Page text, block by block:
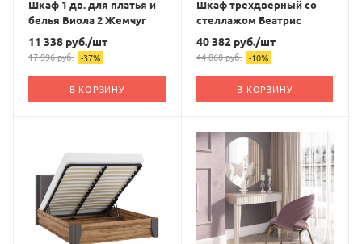
Шкаф 1 дв. для платья и
белья Виола 2 Жемчуг
11 338 руб./шт
17 996руб. -37%
В КОРЗИНУ
Шкаф трехдверный со
стеллажом Беатрис
40 382 руб./шт
44 868руб. -10%
В КОРЗИНУ